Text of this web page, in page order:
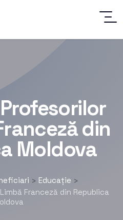
din
Moldova
> Educație >
Franceză din Republica